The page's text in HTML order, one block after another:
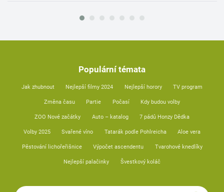
Populární témata
Jak zhubnout Nejlepší filmy 2024 Nejlepší horory TV program
Změna času Partie Počasí Kdy budou volby
ZOO Nové začátky Auto – katalog 7 pádů Honzy Dědka
Volby 2025 Svařené víno Tatarák podle Pohlreicha Aloe vera
Pěstování lichořeřišnice Výpočet ascendentu Tvarohové knedlíky
Nejlepší palačinky Švestkový koláč